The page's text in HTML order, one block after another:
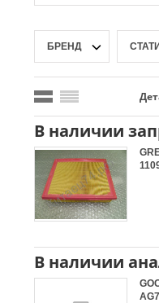
БРЕНД
В наличии
В наличии